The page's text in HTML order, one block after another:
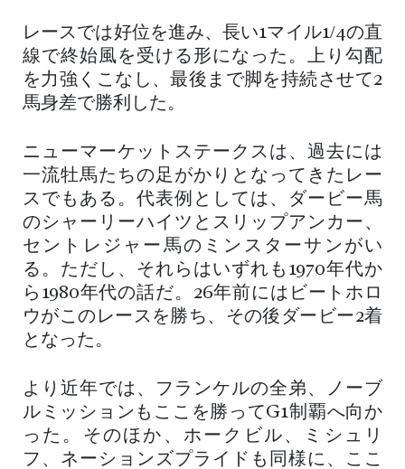
レースでは好位を進み、長い1マイル1/4の直
線で終始風を受ける形になった。上り勾配
を力強くこなし、最後まで脚を持続させて2
馬身差で勝利した。
ニューマーケットステークスは、過去には
一流牡馬たちの足がかりとなってきたレー
スでもある。代表例としては、ダービー馬
のシャーリーハイツとスリップアンカー、
セントレジャー馬のミンスターサンがい
る。ただし、それらはいずれも1970年代か
ら1980年代の話だ。26年前にはビートホロ
ウがこのレースを勝ち、その後ダービー2着
となった。
より近年では、フランケルの全弟、ノーブ
ルミッションもここを勝ってG1制覇へ向か
った。そのほか、ホークビル、ミシュリ
フ、ネーションズプライドも同様に、ここ